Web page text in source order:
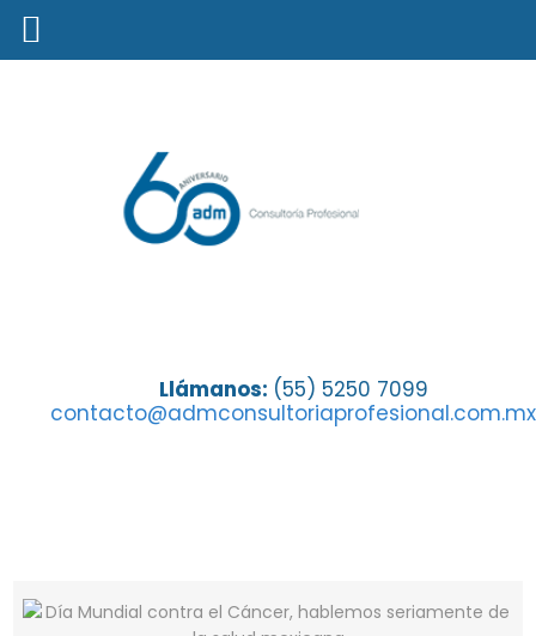
Llámanos: (55) 5250 7099
contacto@admconsultoriaprofesional.com.mx
Día Mundial contra el Cáncer,
hablemos seriamente de la salud